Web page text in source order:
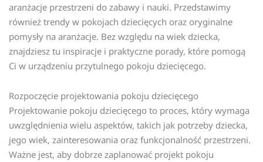
aranżacje przestrzeni do zabawy i nauki. Przedstawimy
również trendy w pokojach dziecięcych oraz oryginalne
pomysły na aranżacje. Bez względu na wiek dziecka,
znajdziesz tu inspiracje i praktyczne porady, które pomogą
Ci w urządzeniu przytulnego pokoju dziecięcego.
Rozpoczęcie projektowania pokoju dziecięcego
Projektowanie pokoju dziecięcego to proces, który wymaga
uwzględnienia wielu aspektów, takich jak potrzeby dziecka,
jego wiek, zainteresowania oraz funkcjonalność przestrzeni.
Ważne jest, aby dobrze zaplanować projekt pokoju